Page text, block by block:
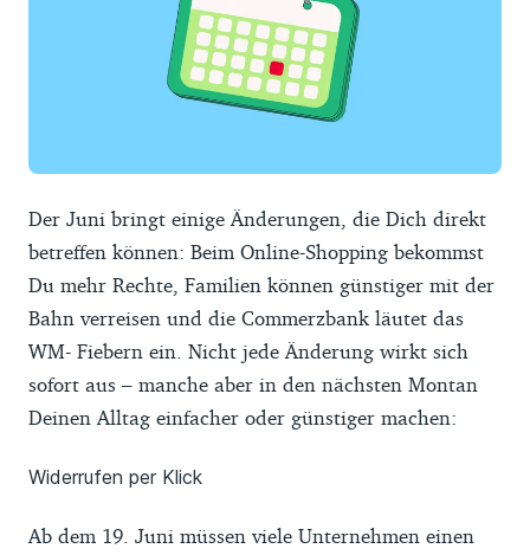
Der Juni bringt einige Änderungen, die Dich direkt
betreffen können: Beim Online-Shopping bekommst
Du mehr Rechte, Familien können günstiger mit der
Bahn verreisen und die Commerzbank läutet das
WM- Fiebern ein. Nicht jede Änderung wirkt sich
sofort aus – manche aber in den nächsten Montan
Deinen Alltag einfacher oder günstiger machen:
Widerrufen per Klick
Ab dem 19. Juni müssen viele Unternehmen einen